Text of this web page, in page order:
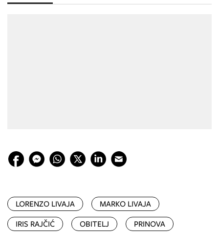
LORENZO LIVAJA
MARKO LIVAJA
IRIS RAJČIĆ
OBITELJ
PRINOVA